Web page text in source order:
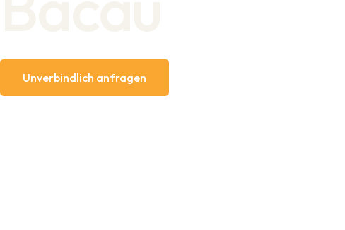
Unverbindlich anfragen